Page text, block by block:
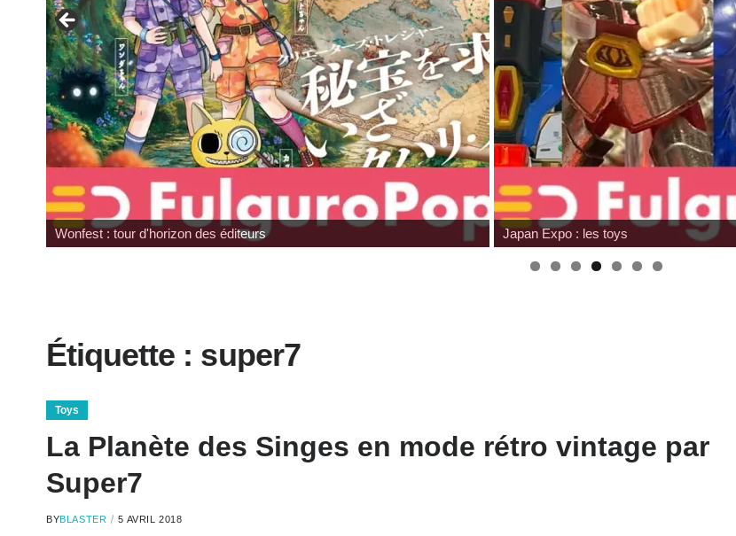
Wonfest : tour d'horizon des éditeurs Japan Expo : les toys
Étiquette : super7
Toys
La Planète des Singes en mode rétro vintage par
Super7
BYBLASTER 5 AVRIL 2018